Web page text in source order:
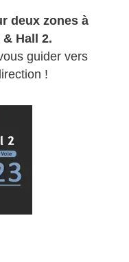
deux zones à
Hall 2.
guider vers
!